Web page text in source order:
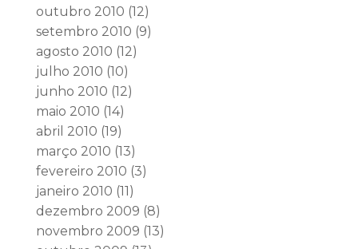
outubro 2010 (12)
setembro 2010 (9)
agosto 2010 (12)
julho 2010 (10)
junho 2010 (12)
maio 2010 (14)
abril 2010 (19)
março 2010 (13)
fevereiro 2010 (3)
janeiro 2010 (11)
dezembro 2009 (8)
novembro 2009 (13)